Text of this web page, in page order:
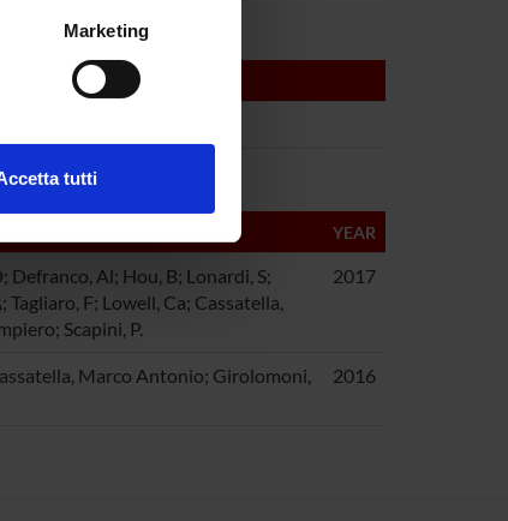
metro,Marketing
tutti
YEAR
Defranco, Al; Hou, B; Lonardi, S;
F; Lowell, Ca; Cassatella,
Scapini, P.
2017
Marco Antonio; Girolomoni,
2016